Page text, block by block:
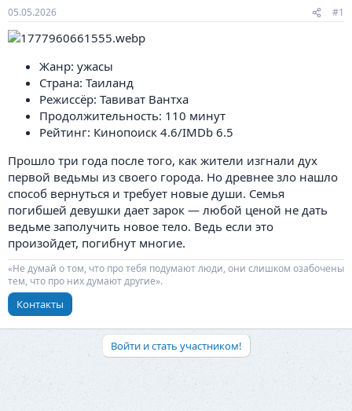
05.05.2026 #1
Жанр: ужасы
Страна: Таиланд
Режиссёр: Тавиват Вантха
Продолжительность: 110 минут
Рейтинг: Кинопоиск 4.6/IMDb 6.5
Прошло три года после того, как жители изгнали дух
первой ведьмы из своего города. Но древнее зло нашло
способ вернуться и требует новые души. Семья
погибшей девушки дает зарок — любой ценой не дать
ведьме заполучить новое тело. Ведь если это
произойдет, погибнут многие.
«Не думай о том, что про тебя подумают люди, они слишком озабочены
тем, что про них думают другие».
Контакты
Войти и стать участником!